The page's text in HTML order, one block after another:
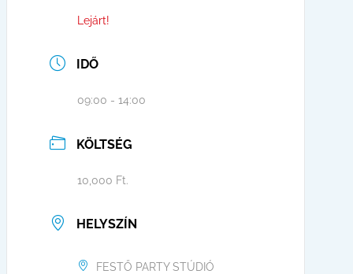
Lejárt!
IDŐ
09:00 - 14:00
KÖLTSÉG
10,000 Ft.
HELYSZÍN
FESTŐ PARTY STÚDIÓ